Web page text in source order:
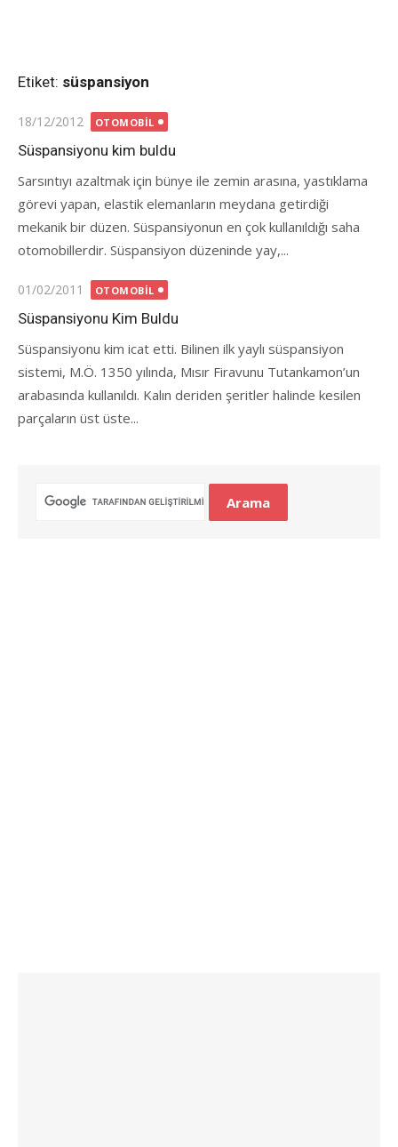
Etiket: süspansiyon
Posted
on
18/12/2012 OTOMOBIL
Süspansiyonu kim buldu
Sarsıntıyı azaltmak için bünye ile zemin arasına, yastıklama
görevi yapan, elastik elemanların meydana getirdiği
mekanik bir düzen. Süspansiyonun en çok kullanıldığı saha
otomobillerdir. Süspansiyon düzeninde yay,...
Posted
on
01/02/2011 OTOMOBIL
Süspansiyonu Kim Buldu
Süspansiyonu kim icat etti. Bilinen ilk yaylı süspansiyon
sistemi, M.Ö. 1350 yılında, Mısır Firavunu Tutankamon’un
arabasında kullanıldı. Kalın deriden şeritler halinde kesilen
parçaların üst üste...